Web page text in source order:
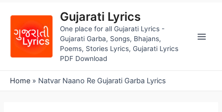
content
Gujarati Lyrics
One place for all Gujarati Lyrics -
Gujarati Garba, Songs, Bhajans,
Poems, Stories Lyrics, Gujarati Lyrics
PDF Download
Home » Natvar Naano Re Gujarati Garba Lyrics